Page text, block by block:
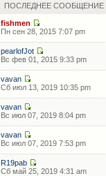
ПОСЛЕДНЕЕ СООБЩЕНИЕ
fishmen
Пн сен 28, 2015 7:07 pm
pearlofJot
Вс фев 01, 2015 9:33 pm
vavan
Сб июл 13, 2019 10:35 pm
vavan
Вс июл 07, 2019 8:04 pm
vavan
Вс июл 07, 2019 7:53 pm
R19pab
Сб май 25, 2019 4:31 am